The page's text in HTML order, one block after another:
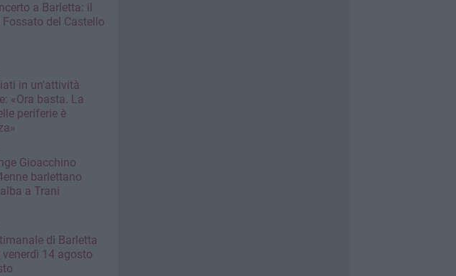
a Barletta: il
del Castello
in un'attività
«Ora basta. La
periferie è
Gioacchino
barlettano
a Trani
di Barletta
14 agosto